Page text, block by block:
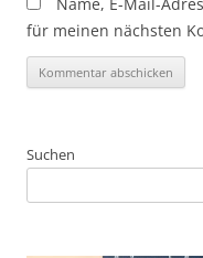
für meinen nächsten
Suchen